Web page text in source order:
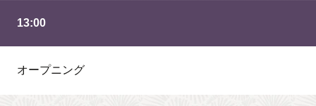
13:00
オープニング